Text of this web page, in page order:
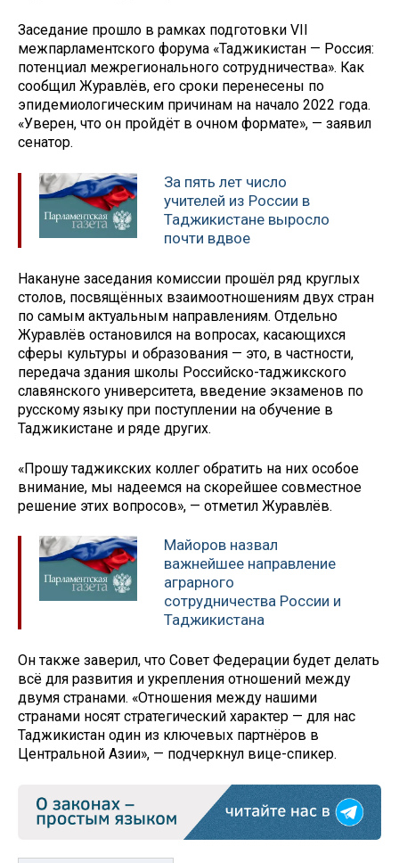
Заседание прошло в рамках подготовки VII
межпарламентского форума «Таджикистан — Россия:
потенциал межрегионального сотрудничества». Как
сообщил Журавлёв, его сроки перенесены по
эпидемиологическим причинам на начало 2022 года.
«Уверен, что он пройдёт в очном формате», — заявил
сенатор.
За пять лет число
учителей из России в
Таджикистане выросло
почти вдвое
Накануне заседания комиссии прошёл ряд круглых
столов, посвящённых взаимоотношениям двух стран
по самым актуальным направлениям. Отдельно
Журавлёв остановился на вопросах, касающихся
сферы культуры и образования — это, в частности,
передача здания школы Российско-таджикского
славянского университета, введение экзаменов по
русскому языку при поступлении на обучение в
Таджикистане и ряде других.
«Прошу таджикских коллег обратить на них особое
внимание, мы надеемся на скорейшее совместное
решение этих вопросов», — отметил Журавлёв.
Майоров назвал
важнейшее направление
аграрного
сотрудничества России и
Таджикистана
Он также заверил, что Совет Федерации будет делать
всё для развития и укрепления отношений между
двумя странами. «Отношения между нашими
странами носят стратегический характер — для нас
Таджикистан один из ключевых партнёров в
Центральной Азии», — подчеркнул вице-спикер.